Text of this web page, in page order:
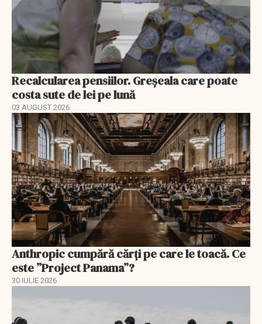
Recalcularea pensiilor. Greșeala care poate
costa sute de lei pe lună
03 AUGUST 2026
Anthropic cumpără cărți pe care le toacă. Ce
este ”Project Panama”?
30 IULIE 2026